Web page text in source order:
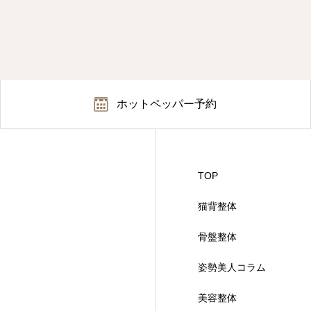
ホットペッパー予約
TOP
猫背整体
骨盤整体
姿勢美人コラム
美容整体